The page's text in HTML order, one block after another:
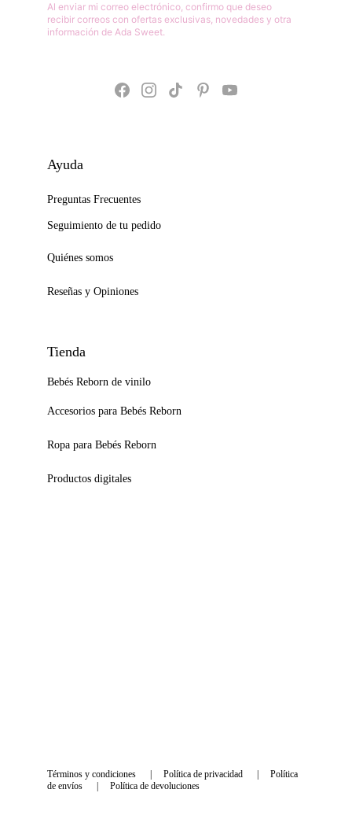
Términos y condiciones Política de privacidad
Política
de envíos
Política de devoluciones
Preguntas Frecuentes
Quiénes somos
Tienda
Bebés Reborn de vinilo
Accesorios para Bebés Reborn
Reseñas y Opiniones
Productos digitales
Seguimiento de tu pedido
Ropa para Bebés Reborn
Ayuda
Al enviar mi correo electrónico, confirmo que deseo
recibir correos con ofertas exclusivas, novedades y otra
información de Ada Sweet.